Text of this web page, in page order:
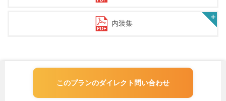
内装集
このプランのダイレクト問い合わせ
CONTACT